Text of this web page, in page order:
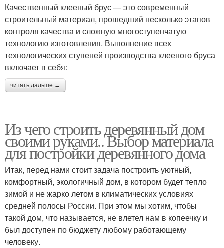
Качественный клееный брус — это современный
строительный материал, прошедший несколько этапов
контроля качества и сложную многоступенчатую
технологию изготовления. Выполнение всех
технологических ступеней производства клееного бруса
включает в себя:
читать дальше →
Из чего строить деревянный дом
своими руками.. Выбор материала
для постройки деревянного дома
Итак, перед нами стоит задача построить уютный,
комфортный, экологичный дом, в котором будет тепло
зимой и не жарко летом в климатических условиях
средней полосы России. При этом мы хотим, чтобы
такой дом, что называется, не влетел нам в копеечку и
был доступен по бюджету любому работающему
человеку.